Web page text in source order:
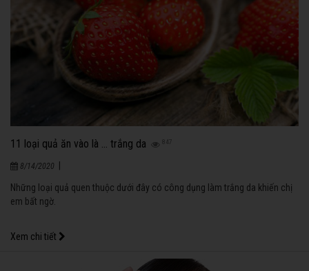
11 loại quả ăn vào là ... trắng da 847
8/14/2020
Những loại quả quen thuộc dưới đây có công dụng làm trắng da khiến chị
em bất ngờ.
Xem chi tiết